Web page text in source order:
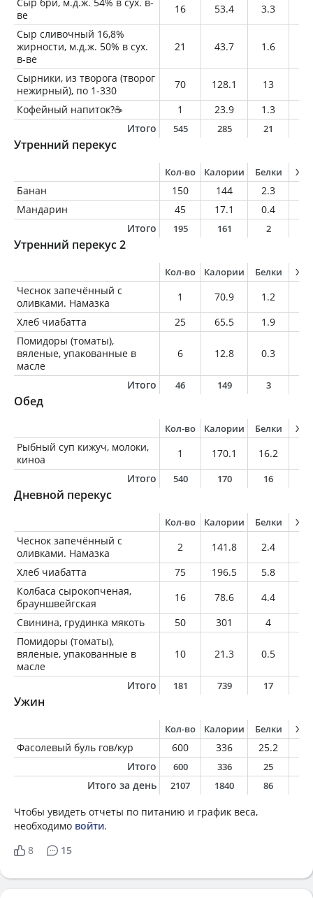
ве
16 53.4 3.3
Сыр сливочный 16,8%
жирности, м.д.ж. 50% в сух.
в-ве
21 43.7 1.6
Сырники, из творога (творог
нежирный), по 1-330
70 128.1 13
Кофейный напиток?☕️
1 23.9 1.3
Итого
545 285 21
Утренний перекус
Кол-во Калории Белки
Банан 150 144 2.3
Мандарин
45 17.1 0.4
Итого
195 161 2
Утренний перекус 2
Кол-во Калории Белки
Чеснок запечённый с
оливками. Намазка
1 70.9 1.2
Хлеб чиабатта
25 65.5 1.9
Помидоры (томаты),
вяленые, упакованные в
масле
6 12.8 0.3
Итого 46 149 3
Обед
Кол-во Калории Белки
Рыбный суп кижуч, молоки,
киноа
1 170.1 16.2
Итого
540 170 16
Дневной перекус
Кол-во Калории Белки
Чеснок запечённый с
оливками. Намазка
2 141.8 2.4
Хлеб чиабатта
75 196.5 5.8
Колбаса сырокопченая,
брауншвейгская
16 78.6 4.4
Свинина, грудинка мякоть
50 301 4
Помидоры (томаты),
вяленые, упакованные в
масле
10 21.3 0.5
Итого 181 739 17
Ужин
Кол-во Калории Белки
Фасолевый буль гов/кур 600 336 25.2
Итого
600 336 25
Итого за день 2107 1840 86
Чтобы увидеть отчеты по питанию и график веса,
необходимо войти.
8
15